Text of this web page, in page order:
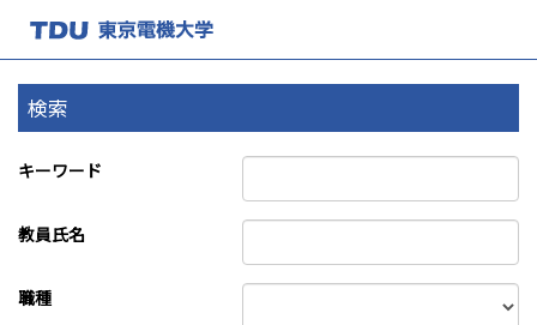
検索
キーワード
教員氏名
職種